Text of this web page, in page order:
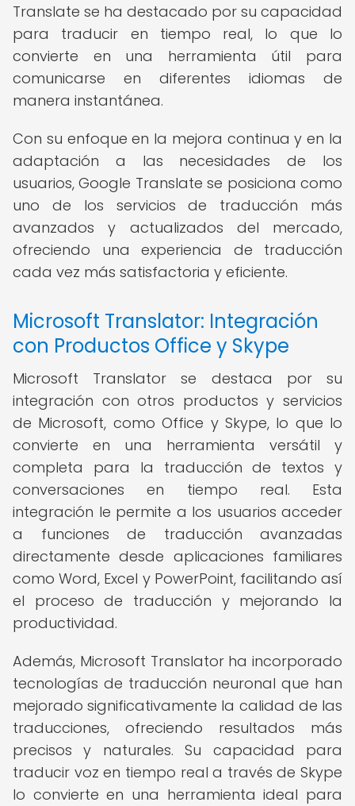
Translate se ha destacado por su capacidad
para traducir en tiempo real, lo que lo
convierte en una herramienta útil para
comunicarse en diferentes idiomas de
manera instantánea.
Con su enfoque en la mejora continua y en la
adaptación a las necesidades de los
usuarios, Google Translate se posiciona como
uno de los servicios de traducción más
avanzados y actualizados del mercado,
ofreciendo una experiencia de traducción
cada vez más satisfactoria y eficiente.
Microsoft Translator: Integración
con Productos Office y Skype
Microsoft Translator se destaca por su
integración con otros productos y servicios
de Microsoft, como Office y Skype, lo que lo
convierte en una herramienta versátil y
completa para la traducción de textos y
conversaciones en tiempo real. Esta
integración le permite a los usuarios acceder
a funciones de traducción avanzadas
directamente desde aplicaciones familiares
como Word, Excel y PowerPoint, facilitando así
el proceso de traducción y mejorando la
productividad.
Además, Microsoft Translator ha incorporado
tecnologías de traducción neuronal que han
mejorado significativamente la calidad de las
traducciones, ofreciendo resultados más
precisos y naturales. Su capacidad para
traducir voz en tiempo real a través de Skype
lo convierte en una herramienta ideal para